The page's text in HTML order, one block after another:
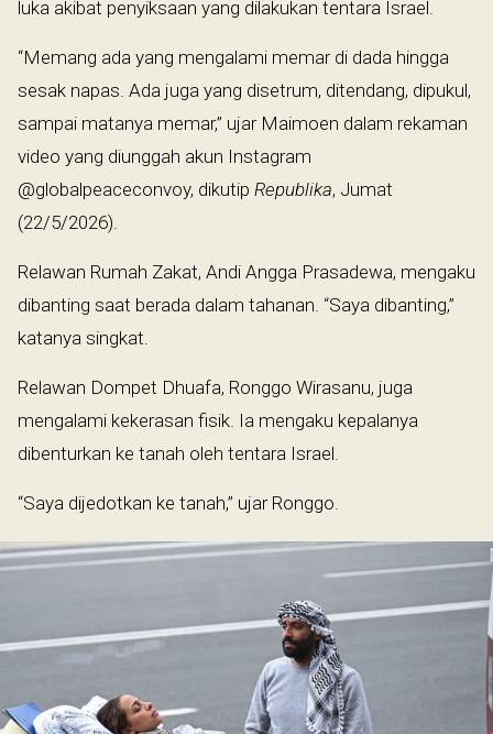
luka akibat penyiksaan yang dilakukan tentara Israel.
“Memang ada yang mengalami memar di dada hingga
sesak napas. Ada juga yang disetrum, ditendang, dipukul,
sampai matanya memar,” ujar Maimoen dalam rekaman
video yang diunggah akun Instagram
@globalpeaceconvoy, dikutip Republika, Jumat
(22/5/2026).
Relawan Rumah Zakat, Andi Angga Prasadewa, mengaku
dibanting saat berada dalam tahanan. “Saya dibanting,”
katanya singkat.
Relawan Dompet Dhuafa, Ronggo Wirasanu, juga
mengalami kekerasan fisik. Ia mengaku kepalanya
dibenturkan ke tanah oleh tentara Israel.
“Saya dijedotkan ke tanah,” ujar Ronggo.